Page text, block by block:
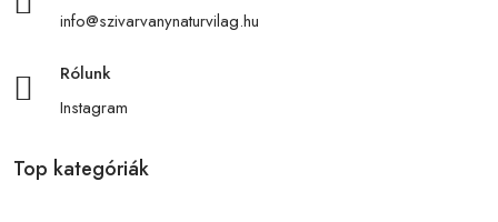
info@szivarvanynaturvilag.hu
Rólunk
Instagram
Top kategóriák